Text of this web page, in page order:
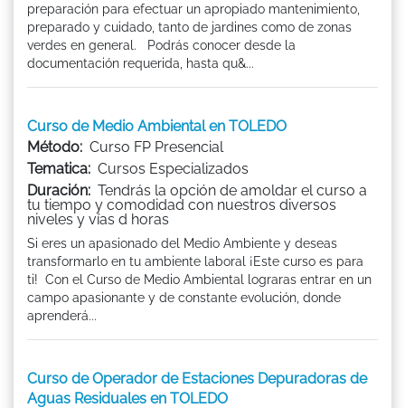
preparación para efectuar un apropiado mantenimiento,
preparado y cuidado, tanto de jardines como de zonas
verdes en general. Podrás conocer desde la
documentación requerida, hasta qu&...
Curso de Medio Ambiental en TOLEDO
Método: Curso FP Presencial
Tematica: Cursos Especializados
Duración: Tendrás la opción de amoldar el curso a
tu tiempo y comodidad con nuestros diversos
niveles y vías d horas
Si eres un apasionado del Medio Ambiente y deseas
transformarlo en tu ambiente laboral ¡Este curso es para
ti! Con el Curso de Medio Ambiental lograras entrar en un
campo apasionante y de constante evolución, donde
aprenderá...
Curso de Operador de Estaciones Depuradoras de
Aguas Residuales en TOLEDO